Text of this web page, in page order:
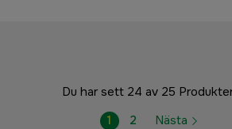
Du har sett 24 av 25
1
2 Nästa